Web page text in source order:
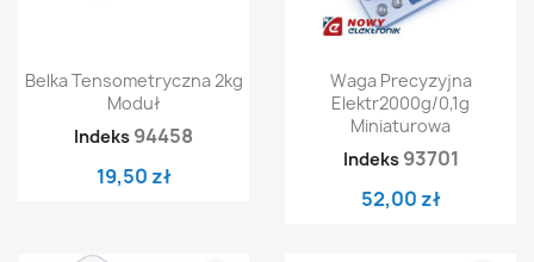
Belka Tensometryczna 2kg
Moduł
Indeks 94458
19,50 zł
Waga Precyzyjna
Elektr2000g/0,1g
Miniaturowa
Indeks 93701
52,00 zł